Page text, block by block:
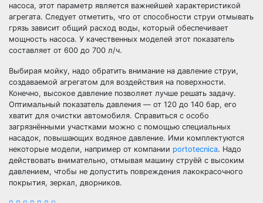
насоса, этот параметр является важнейшей характеристикой
агрегата. Следует отметить, что от способности струи отмывать
грязь зависит общий расход воды, который обеспечивает
мощность насоса. У качественных моделей этот показатель
составляет от 600 до 700 л/ч.
Выбирая мойку, надо обратить внимание на давление струи,
создаваемой агрегатом для воздействия на поверхности.
Конечно, высокое давление позволяет лучше решать задачу.
Оптимальный показатель давления — от 120 до 140 бар, его
хватит для очистки автомобиля. Справиться с особо
загрязнёнными участками можно с помощью специальных
насадок, повышающих водяное давление. Ими комплектуются
некоторые модели, например от компании portotecnica. Надо
действовать внимательно, отмывая машину струёй с высоким
давлением, чтобы не допустить повреждения лакокрасочного
покрытия, зеркал, дворников.